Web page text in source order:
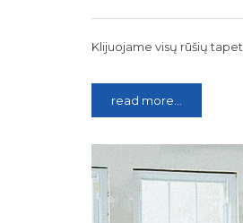
Klijuojame visų rūšių
read more...